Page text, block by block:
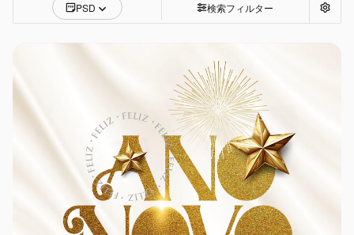
PSD 検索フィルター